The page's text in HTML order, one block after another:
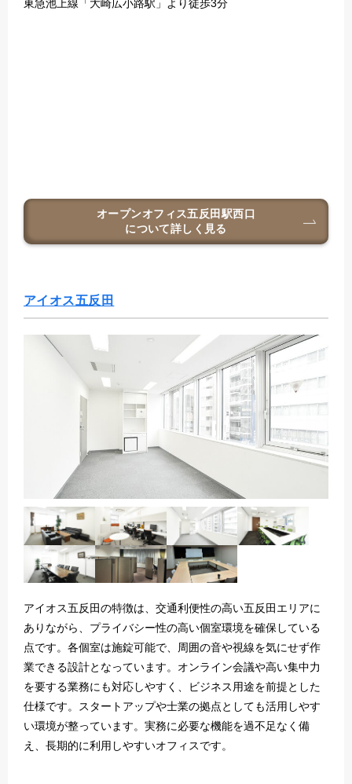
東急池上線「大崎広小路駅」より徒歩3分
オープンオフィス五反田駅西口
について詳しく見る
アイオス五反田
アイオス五反田の特徴は、交通利便性の高い五反田エリアに
ありながら、プライバシー性の高い個室環境を確保している
点です。各個室は施錠可能で、周囲の音や視線を気にせず作
業できる設計となっています。オンライン会議や高い集中力
を要する業務にも対応しやすく、ビジネス用途を前提とした
仕様です。スタートアップや士業の拠点としても活用しやす
い環境が整っています。実務に必要な機能を過不足なく備
え、長期的に利用しやすいオフィスです。